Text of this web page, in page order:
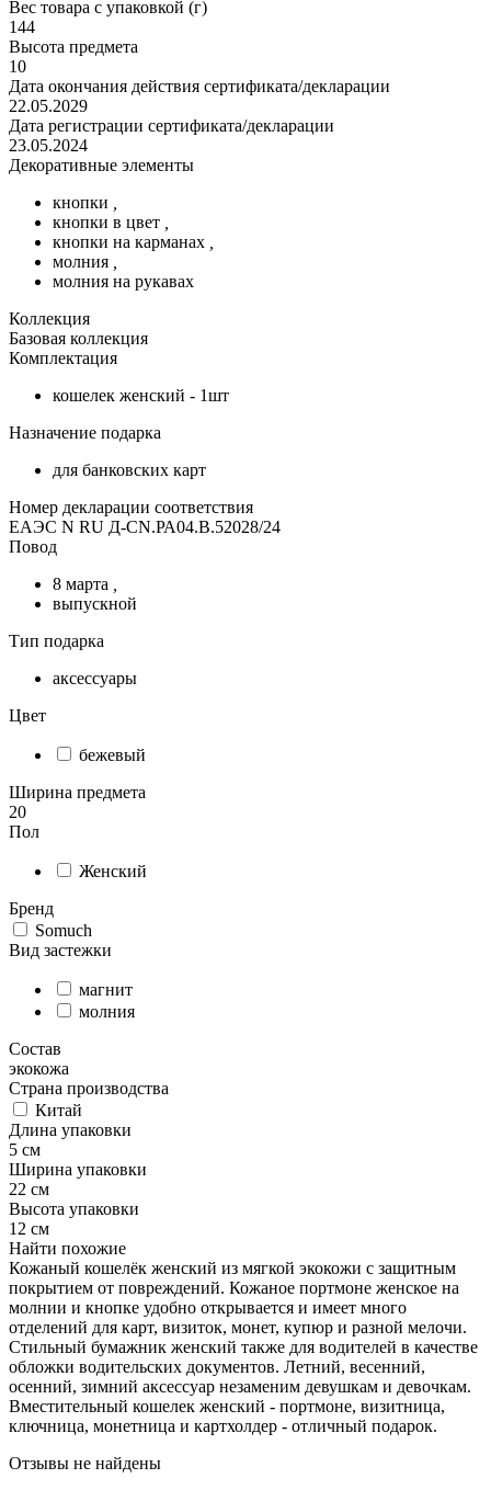
Вес товара с упаковкой (г)
144
Высота предмета
10
Дата окончания действия сертификата/декларации
22.05.2029
Дата регистрации сертификата/декларации
23.05.2024
Декоративные элементы
кнопки
кнопки в цвет
кнопки на карманах
молния
молния на рукавах
Коллекция
Базовая коллекция
Комплектация
кошелек женский - 1шт
Назначение подарка
для банковских карт
Номер декларации соответствия
ЕАЭС N RU Д-CN.РА04.В.52028/24
Повод
8 марта
выпускной
Тип подарка
аксессуары
Цвет
бежевый
Ширина предмета
20
Пол
Женский
Бренд
Somuch
Вид застежки
магнит
молния
Состав
экокожа
Страна производства
Китай
Длина упаковки
5 см
Ширина упаковки
22 см
Высота упаковки
12 см
Найти похожие
Кожаный кошелёк женский из мягкой экокожи с защитным
покрытием от повреждений. Кожаное портмоне женское на
молнии и кнопке удобно открывается и имеет много
отделений для карт, визиток, монет, купюр и разной мелочи.
Стильный бумажник женский также для водителей в качестве
обложки водительских документов. Летний, весенний,
осенний, зимний аксессуар незаменим девушкам и девочкам.
Вместительный кошелек женский - портмоне, визитница,
ключница, монетница и картхолдер - отличный подарок.
Отзывы не найдены